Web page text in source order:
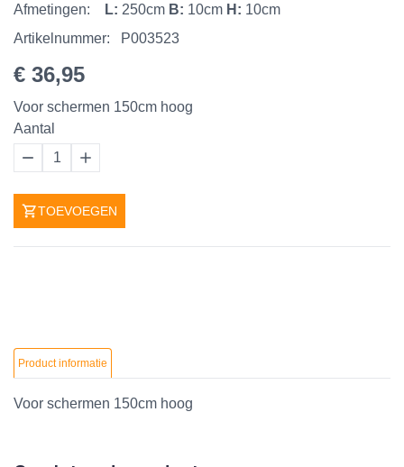
Afmetingen:
L: 250cm B: 10cm H: 10cm
Artikelnummer:
P003523
€ 36,95
Voor schermen 150cm hoog
Aantal
1
TOEVOEGEN
Product informatie
Voor schermen 150cm hoog